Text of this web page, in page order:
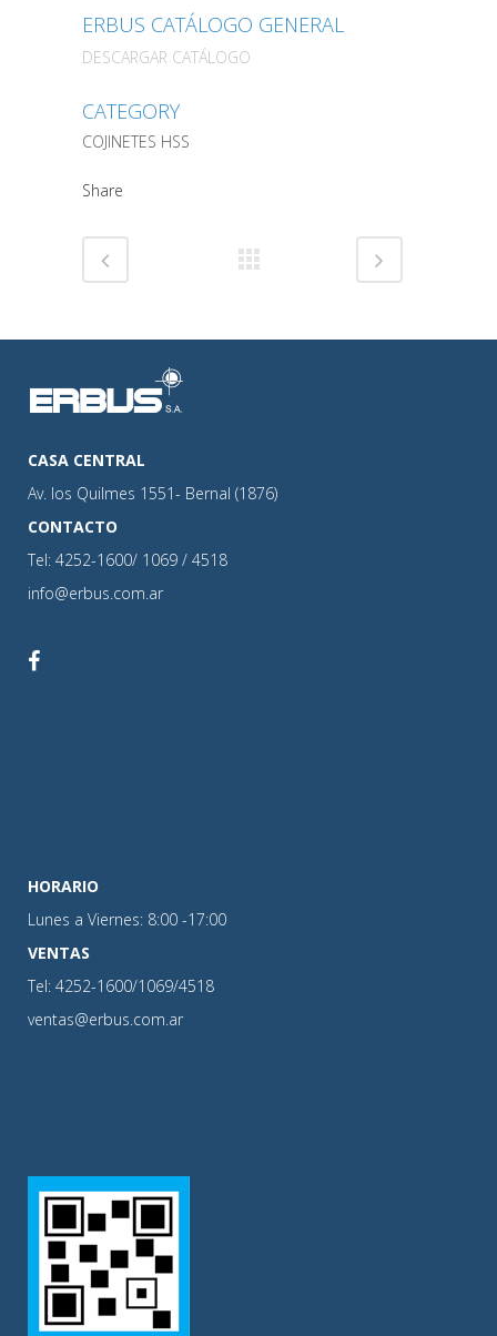
ERBUS CATÁLOGO GENERAL
DESCARGAR CATÁLOGO
CATEGORY
COJINETES HSS
Share
CASA CENTRAL
Av. los Quilmes 1551- Bernal (1876)
CONTACTO
Tel: 4252-1600/ 1069 / 4518
info@erbus.com.ar
HORARIO
Lunes a Viernes: 8:00 -17:00
VENTAS
Tel: 4252-1600/1069/4518
ventas@erbus.com.ar